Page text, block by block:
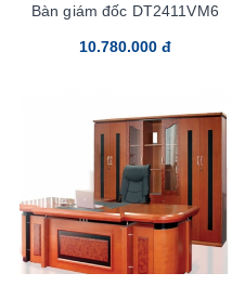
Bàn giám đốc DT2411VM6
10.780.000 đ